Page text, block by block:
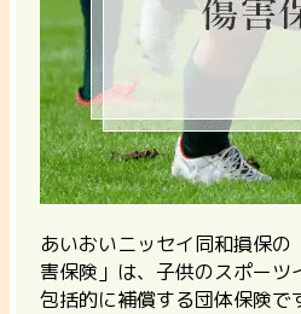
あいおいニッセイ同和損保の
害保険」は、子供のスポーツ
包括的に補償する団体保険で